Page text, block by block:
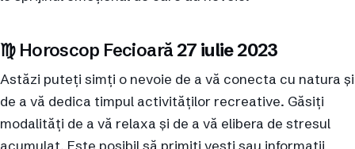
♍︎ Horoscop Fecioară27 iulie 2023
Astăzi puteți simți o nevoie de a vă conecta cu natura și
de a vă dedica timpul activităților recreative. Găsiți
modalități de a vă relaxa și de a vă elibera de stresul
acumulat. Este posibil să primiți vești sau informații